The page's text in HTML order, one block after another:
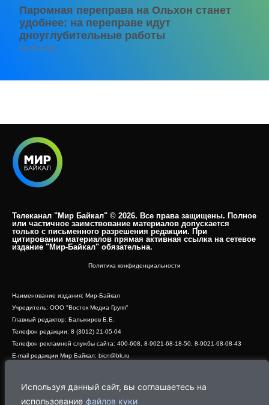
Используя данный сайт, вы соглашаетесь на
использование файлов куки
Паромная переправа на Ольхон станет
удобнее: на переправе идут
дноуглубительные работы
06.08.2026
Телеканал "Мир Байкал" © 2026. Все права защищены. Полное
или частичное заимствование материалов допускается
только с письменного разрешения редакции. При
цитировании материалов прямая активная ссылка на сетевое
издание "Мир-Байкал" обязательна.​
Политика конфиденциальности
Наименование издания: Мир-Байкал
Учредитель: ООО "Восток Медиа Групп"
Главный редактор: Бальжиров Б.Б.
Телефон редакции: 8 (3012) 21-05-04
Телефон рекламной службы сайта: 400-608, 8-9021-68-18-50, 8-9021-68-08-43
E-mail редакции Мир Байкал: bicn@bk.ru
Адрес редакции: 670000, г. Улан-Удэ, ул. Профсоюзная, дом 44, офис 1